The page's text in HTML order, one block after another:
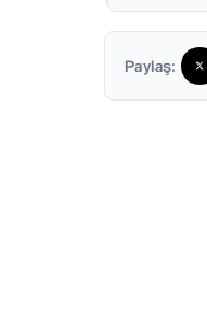
Paylaş: